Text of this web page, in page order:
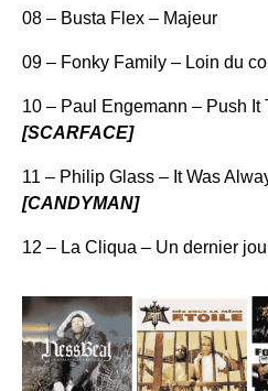
08 – Busta Flex – Majeur
09 – Fonky Family – Loin du
10 – Paul Engemann – Push It
[SCARFACE]
11 – Philip Glass – It Was
[CANDYMAN]
12 – La Cliqua – Un dernier